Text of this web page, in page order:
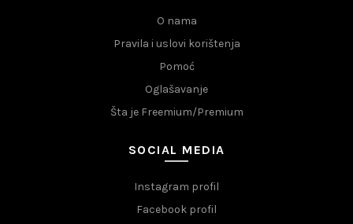
O nama
Pravila i uslovi korištenja
Pomoć
Oglašavanje
Šta je Freemium/Premium
SOCIAL MEDIA
Instagram profil
Facebook profil